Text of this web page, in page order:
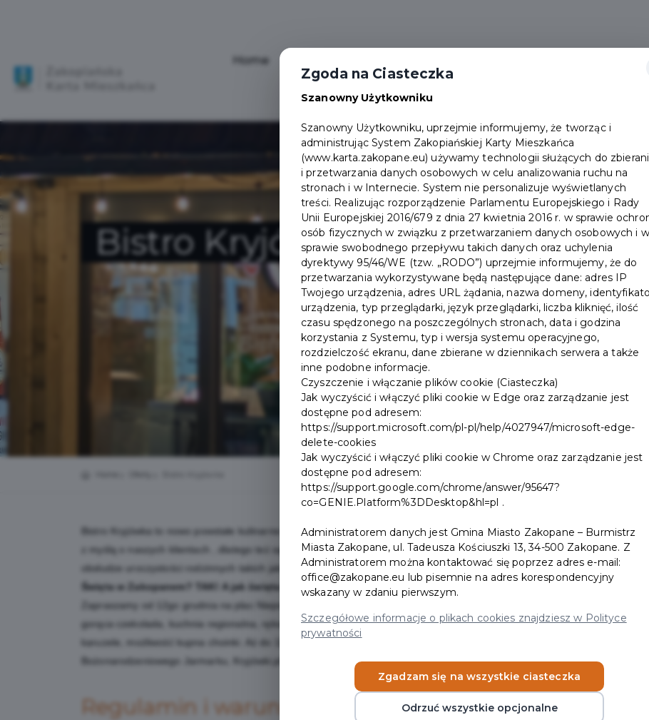
Home
Punkty obsługi
Bistro Kryjówka
Bistro Kryjówka to nowo powstałe kulinarne miejsce na terenie Zakopanego . Wszystkie dania są przygotowywane
z myślą o naszych klientach , dlatego też są one wykonywane z pasją . Specjalizujemy się w przygotowywaniu i
obsłudze uroczystości rodzinnych takich jak chrzciny , komunie , urodziny ,wesela i wszelkiego rodzaju jubileusze.
Święta w Zakopanem? TAK! A jak święta – to Bożonarodzeniowy Jarmark!
Zapraszamy od 12go grudnia na plac Niepodległości. Tu czekają na Was między innymi pachnące pierniki,
gorąca czekolada, kuchnia regionalna, rękodzieła od lokalnych twórców, atrakcje dla całych rodzin, kolorowe
karuzele, możliwość kupna choinki. Aż do 11go stycznia na plac Niepodległości zapraszają organizatory
Bożonarodzeniowego Jarmarku, Kryjówki.pl i firma Hajan.
Regulamin i warunki
Zgoda na Ciasteczka
Szanowny Użytkowniku
Szanowny Użytkowniku, uprzejmie informujemy, że tworząc i
administrując System Zakopiańskiej Karty Mieszkańca
(www.karta.zakopane.eu) używamy technologii służących do
i przetwarzania danych osobowych w celu analizowania ruchu na
stronach i w Internecie. System nie personalizuje wyświetlanych
treści. Realizując rozporządzenie Parlamentu Europejskiego i Rady
Unii Europejskiej 2016/679 z dnia 27 kwietnia 2016 r. w sprawie
osób fizycznych w związku z przetwarzaniem danych osobowych i w
sprawie swobodnego przepływu takich danych oraz uchylenia
dyrektywy 95/46/WE (tzw. „RODO”) uprzejmie informujemy, że do
przetwarzania wykorzystywane będą następujące dane: adres IP
Twojego urządzenia, adres URL żądania, nazwa domeny,
urządzenia, typ przeglądarki, język przeglądarki, liczba kliknięć, ilość
czasu spędzonego na poszczególnych stronach, data i godzina
korzystania z Systemu, typ i wersja systemu operacyjnego,
rozdzielczość ekranu, dane zbierane w dziennikach serwera a także
inne podobne informacje.
Czyszczenie i włączanie plików cookie (Ciasteczka)
Jak wyczyścić i włączyć pliki cookie w Edge oraz zarządzanie jest
dostępne pod adresem:
https://support.microsoft.com/pl-pl/help/4027947/microsoft-edge-
delete-cookies
Jak wyczyścić i włączyć pliki cookie w Chrome oraz zarządzanie jest
dostępne pod adresem:
https://support.google.com/chrome/answer/95647?
co=GENIE.Platform%3DDesktop&hl=pl .
Administratorem danych jest Gmina Miasto Zakopane – Burmistrz
Miasta Zakopane, ul. Tadeusza Kościuszki 13, 34-500 Zakopane. Z
Administratorem można kontaktować się poprzez adres e-mail:
office@zakopane.eu lub pisemnie na adres korespondencyjny
wskazany w zdaniu pierwszym.
Szczegółowe informacje o plikach cookies znajdziesz w Polityce
prywatności
Zgadzam się na wszystkie ciasteczka
Odrzuć wszystkie opcjonalne